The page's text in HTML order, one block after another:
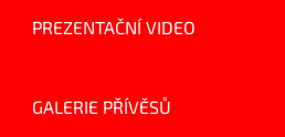
PREZENTAČNÍ VIDEO
GALERIE PŘÍVĚSŮ